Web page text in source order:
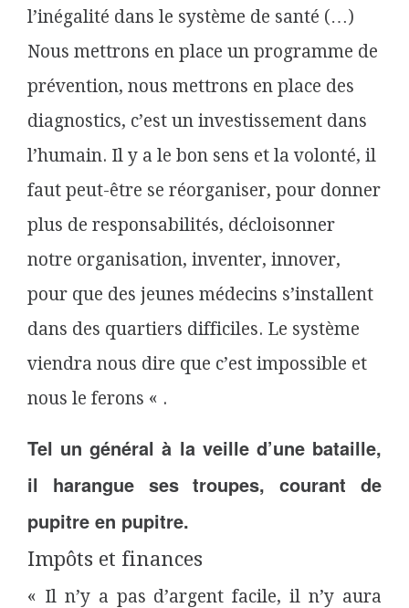
l’inégalité dans le système de santé (…)
Nous mettrons en place un programme de
prévention, nous mettrons en place des
diagnostics, c’est un investissement dans
l’humain. Il y a le bon sens et la volonté, il
faut peut-être se réorganiser, pour donner
plus de responsabilités, décloisonner
notre organisation, inventer, innover,
pour que des jeunes médecins s’installent
dans des quartiers difficiles. Le système
viendra nous dire que c’est impossible et
nous le ferons « .
Tel un général à la veille d’une bataille,
il harangue ses troupes, courant de
pupitre en pupitre.
Impôts et finances
« Il n’y a pas d’argent facile, il n’y aura